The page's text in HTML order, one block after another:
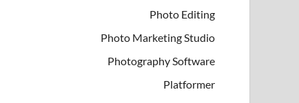
Photo Editing
Photo Marketing Studio
Photography Software
Platformer